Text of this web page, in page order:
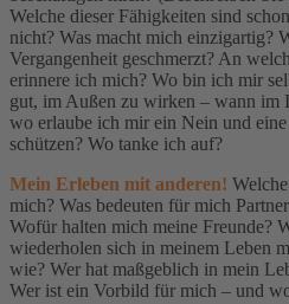
Welche dieser Fähigkeiten sind
nicht? Was macht mich einzigartig?
Vergangenheit geschmerzt? An
erinnere ich mich? Wo bin ich mir
gut, im Außen zu wirken – wann im
wo erlaube ich mir ein Nein und
schützen? Wo tanke ich auf?
Mein Erleben mit anderen!
mich? Was bedeuten für mich
Wofür halten mich meine Freunde?
wiederholen sich in meinem Leben
wie? Wer hat maßgeblich in mein
Wer ist ein Vorbild für mich – und